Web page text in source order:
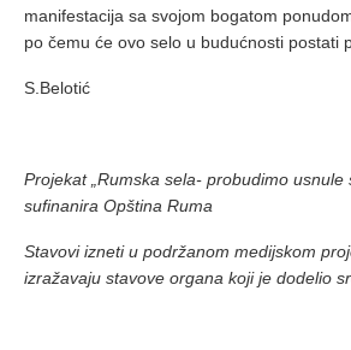
manifestacija sa svojom bogatom
po čemu će ovo selo u budućnosti postati
S.Belotić
Projekat „Rumska sela- probudimo usnule
sufinanira Opština Ruma
Stavovi izneti u podržanom medijskom
izražavaju stavove organa koji je dodelio